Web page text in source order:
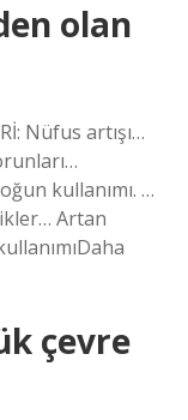
olan
Nüfus artışı…
kullanımı. …
Artan
çevre